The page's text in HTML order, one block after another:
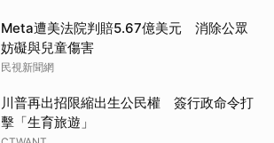
Meta遭美法院判賠5.67億美元 消除公眾
妨礙與兒童傷害
民視新聞網
川普再出招限縮出生公民權 簽行政命令打
擊「生育旅遊」